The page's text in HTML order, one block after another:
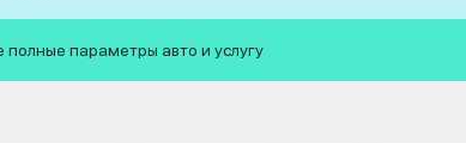
параметры авто и услугу